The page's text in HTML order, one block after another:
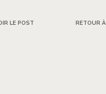
LE POST RETOUR